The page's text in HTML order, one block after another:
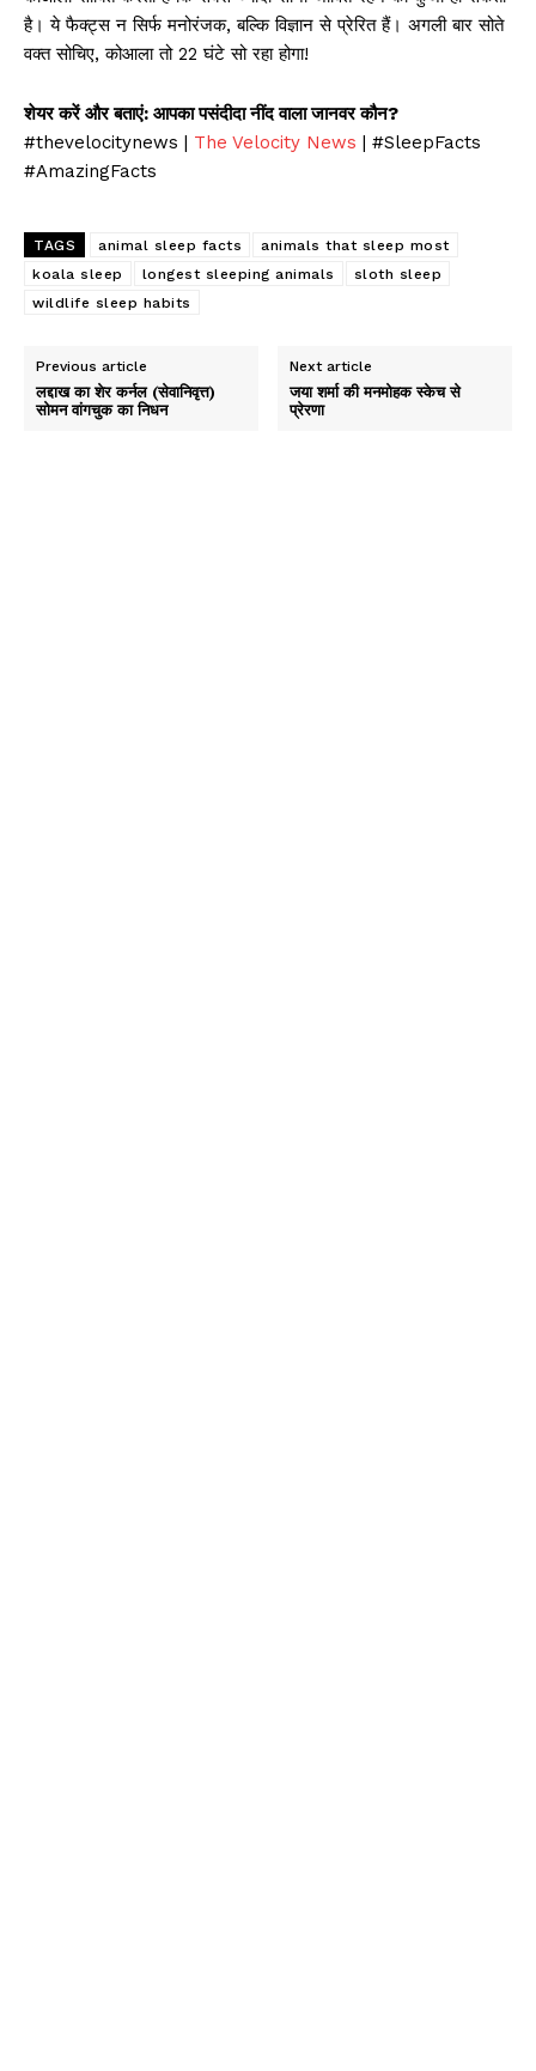
है। ये फैक्ट्स न सिर्फ मनोरंजक, बल्कि विज्ञान से प्रेरित हैं। अगली बार सोते
वक्त सोचिए, कोआला तो 22 घंटे सो रहा होगा!
शेयर करें और बताएं: आपका पसंदीदा नींद वाला जानवर कौन?
#thevelocitynews | The Velocity News | #SleepFacts
#AmazingFacts
TAGS animal sleep facts
animals that sleep most
koala sleep
longest sleeping animals
sloth sleep
wildlife sleep habits
Previous article
लद्दाख का शेर कर्नल (सेवानिवृत्त)
सोमन वांगचुक का निधन
Next article
जया शर्मा की मनमोहक स्केच से
प्रेरणा